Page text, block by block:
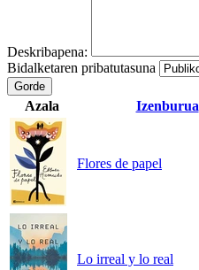
Deskribapena:
Bidalketaren pribatutasuna
Gorde
Azala Izenburua
Flores de papel
Lo irreal y lo real